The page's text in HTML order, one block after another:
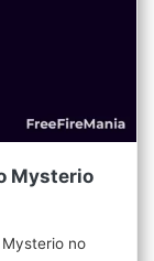
Mysterio
no